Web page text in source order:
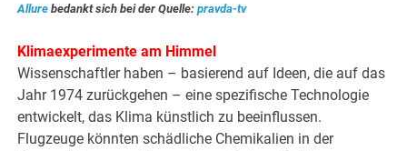
Allure bedankt sich bei der Quelle: pravda-tv
Klimaexperimente am Himmel
Wissenschaftler haben – basierend auf Ideen, die auf das
Jahr 1974 zurückgehen – eine spezifische Technologie
entwickelt, das Klima künstlich zu beeinflussen.
Flugzeuge könnten schädliche Chemikalien in der